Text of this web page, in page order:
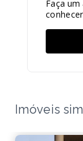
Faça
Imóveis